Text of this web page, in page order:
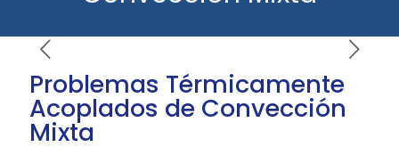
Problemas Térmicamente
Acoplados de Convección
Mixta